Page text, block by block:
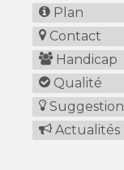
Plan
Contact
Handicap
Qualité
Suggestion
Actualités